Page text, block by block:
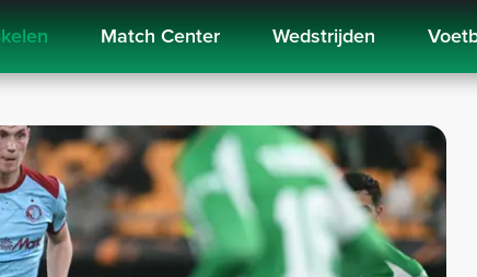
Match Center Wedstrijden